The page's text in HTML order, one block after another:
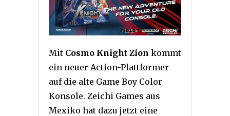
Mit Cosmo Knight Zion kommt
ein neuer Action-Plattformer
auf die alte Game Boy Color
Konsole. Zeichi Games aus
Mexiko hat dazu jetzt eine